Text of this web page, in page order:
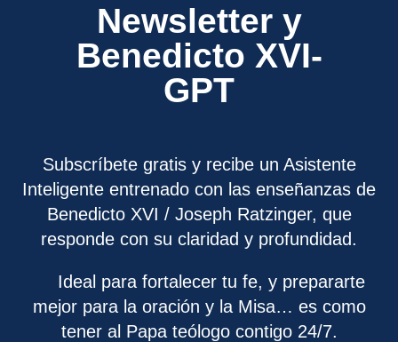
Newsletter y
Benedicto XVI-
GPT
Subscríbete gratis y recibe un Asistente
Inteligente entrenado con las enseñanzas de
Benedicto XVI / Joseph Ratzinger, que
responde con su claridad y profundidad.
Ideal para fortalecer tu fe, y prepararte
mejor para la oración y la Misa… es como
tener al Papa teólogo contigo 24/7.